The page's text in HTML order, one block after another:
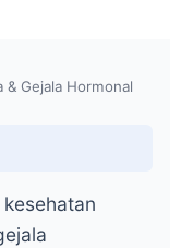
& Gejala Hormonal